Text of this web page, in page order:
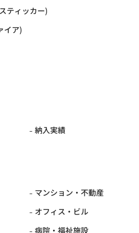
ティッカー)
イア)
納入実績
マンション・不動産
オフィス・ビル
病院・福祉施設